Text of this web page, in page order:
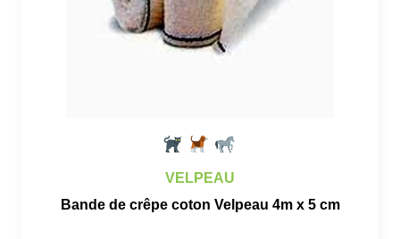
VELPEAU
Bande de crêpe coton Velpeau 4m x 5 cm